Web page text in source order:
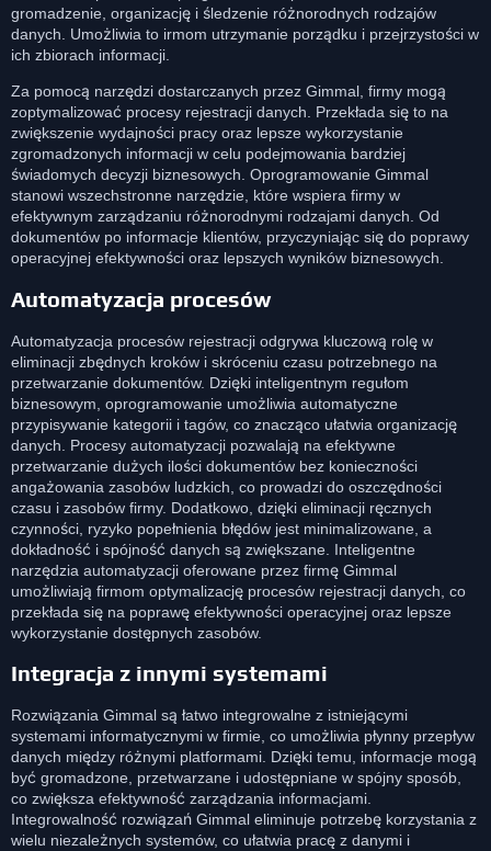
gromadzenie, organizację i śledzenie różnorodnych rodzajów
danych. Umożliwia to irmom utrzymanie porządku i przejrzystości w
ich zbiorach informacji.
Za pomocą narzędzi dostarczanych przez Gimmal, firmy mogą
zoptymalizować procesy rejestracji danych. Przekłada się to na
zwiększenie wydajności pracy oraz lepsze wykorzystanie
zgromadzonych informacji w celu podejmowania bardziej
świadomych decyzji biznesowych. Oprogramowanie Gimmal
stanowi wszechstronne narzędzie, które wspiera firmy w
efektywnym zarządzaniu różnorodnymi rodzajami danych. Od
dokumentów po informacje klientów, przyczyniając się do poprawy
operacyjnej efektywności oraz lepszych wyników biznesowych.
Automatyzacja procesów
Automatyzacja procesów rejestracji odgrywa kluczową rolę w
eliminacji zbędnych kroków i skróceniu czasu potrzebnego na
przetwarzanie dokumentów. Dzięki inteligentnym regułom
biznesowym, oprogramowanie umożliwia automatyczne
przypisywanie kategorii i tagów, co znacząco ułatwia organizację
danych. Procesy automatyzacji pozwalają na efektywne
przetwarzanie dużych ilości dokumentów bez konieczności
angażowania zasobów ludzkich, co prowadzi do oszczędności
czasu i zasobów firmy. Dodatkowo, dzięki eliminacji ręcznych
czynności, ryzyko popełnienia błędów jest minimalizowane, a
dokładność i spójność danych są zwiększane. Inteligentne
narzędzia automatyzacji oferowane przez firmę Gimmal
umożliwiają firmom optymalizację procesów rejestracji danych, co
przekłada się na poprawę efektywności operacyjnej oraz lepsze
wykorzystanie dostępnych zasobów.
Integracja z innymi systemami
Rozwiązania Gimmal są łatwo integrowalne z istniejącymi
systemami informatycznymi w firmie, co umożliwia płynny przepływ
danych między różnymi platformami. Dzięki temu, informacje mogą
być gromadzone, przetwarzane i udostępniane w spójny sposób,
co zwiększa efektywność zarządzania informacjami.
Integrowalność rozwiązań Gimmal eliminuje potrzebę korzystania z
wielu niezależnych systemów, co ułatwia pracę z danymi i